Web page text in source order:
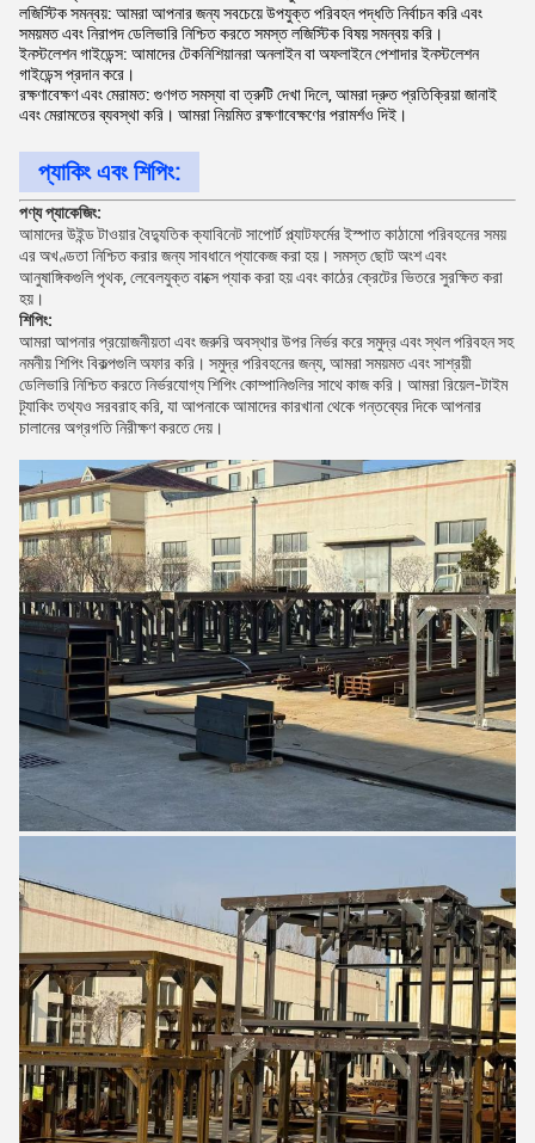
লজিস্টিক সমন্বয়: আমরা আপনার জন্য সবচেয়ে উপযুক্ত পরিবহন পদ্ধতি নির্বাচন করি এবং
সময়মত এবং নিরাপদ ডেলিভারি নিশ্চিত করতে সমস্ত লজিস্টিক বিষয় সমন্বয় করি।
ইনস্টলেশন গাইডেন্স: আমাদের টেকনিশিয়ানরা অনলাইন বা অফলাইনে পেশাদার ইনস্টলেশন
গাইডেন্স প্রদান করে।
রক্ষণাবেক্ষণ এবং মেরামত: গুণগত সমস্যা বা ত্রুটি দেখা দিলে, আমরা দ্রুত প্রতিক্রিয়া জানাই
এবং মেরামতের ব্যবস্থা করি। আমরা নিয়মিত রক্ষণাবেক্ষণের পরামর্শও দিই।
প্যাকিং এবং শিপিং:
পণ্য প্যাকেজিং:
আমাদের উইন্ড টাওয়ার বৈদ্যুতিক ক্যাবিনেট সাপোর্ট প্ল্যাটফর্মের ইস্পাত কাঠামো পরিবহনের সময়
এর অখণ্ডতা নিশ্চিত করার জন্য সাবধানে প্যাকেজ করা হয়। সমস্ত ছোট অংশ এবং
আনুষাঙ্গিকগুলি পৃথক, লেবেলযুক্ত বাক্সে প্যাক করা হয় এবং কাঠের ক্রেটের ভিতরে সুরক্ষিত করা
হয়।
শিপিং:
আমরা আপনার প্রয়োজনীয়তা এবং জরুরি অবস্থার উপর নির্ভর করে সমুদ্র এবং স্থল পরিবহন সহ
নমনীয় শিপিং বিকল্পগুলি অফার করি। সমুদ্র পরিবহনের জন্য, আমরা সময়মত এবং সাশ্রয়ী
ডেলিভারি নিশ্চিত করতে নির্ভরযোগ্য শিপিং কোম্পানিগুলির সাথে কাজ করি। আমরা রিয়েল-টাইম
ট্র্যাকিং তথ্যও সরবরাহ করি, যা আপনাকে আমাদের কারখানা থেকে গন্তব্যের দিকে আপনার
চালানের অগ্রগতি নিরীক্ষণ করতে দেয়।